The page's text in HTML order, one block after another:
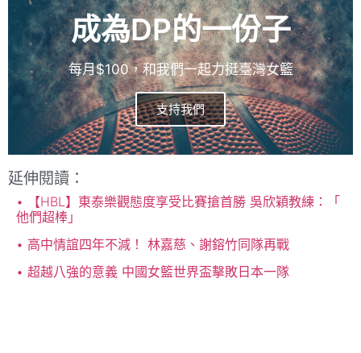
成為DP的一份子
每月$100，和我們一起力挺臺灣女籃
支持我們
延伸閱讀：
【HBL】東泰樂觀態度享受比賽搶首勝 吳欣穎教練：「
他們超棒」
高中情誼四年不減！ 林嘉慈、謝鎔竹同隊再戰
超越八強的意義 中國女籃世界盃擊敗日本一隊